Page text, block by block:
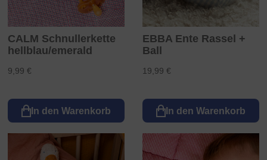
CALM Schnullerkette
hellblau/emerald
9,99 €
In den Warenkorb
EBBA Ente Rassel +
Ball
19,99 €
In den Warenkorb